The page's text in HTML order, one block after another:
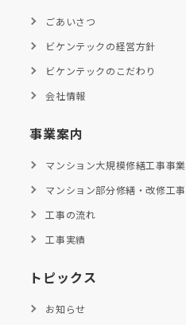
ごあいさつ
ビケンテックの経営方針
ビケンテックのこだわり
会社情報
事業案内
マンション大規模修繕工事事業
マンション部分修繕・改修工事
工事の流れ
工事実績
トピックス
お知らせ